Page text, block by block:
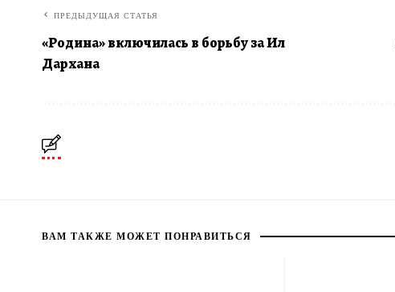
ПРЕДЫДУЩАЯ СТАТЬЯ
«Родина» включилась в борьбу за Ил
Дархана
ВАМ ТАКЖЕ МОЖЕТ ПОНРАВИТЬСЯ